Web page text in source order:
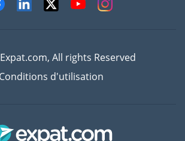
All rights Reserved
Conditions d'utilisation